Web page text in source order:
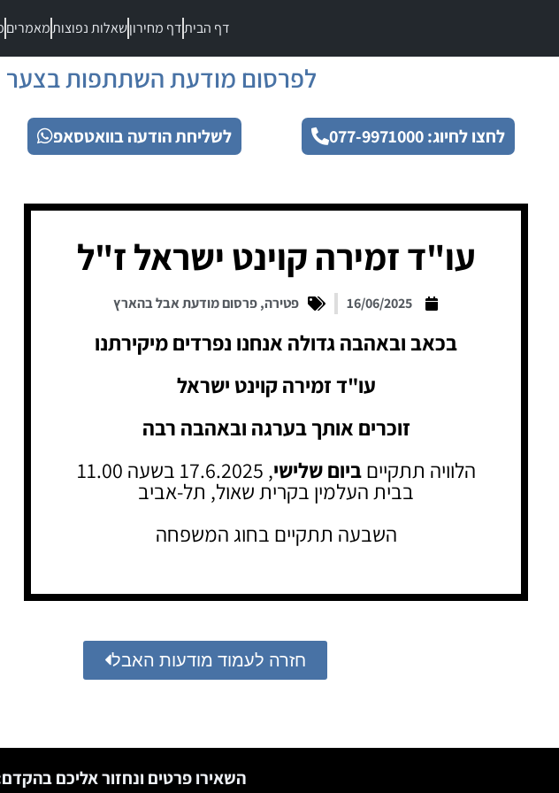
דף הביתדף מחירוןשאלות נפוצותמאמרים
לפרסום מודעת השתתפות בצער
לחצו לחיוג: 077-9971000 לשליחת הודעה בוואטסאפ
עו"ד זמירה קוינט ישראל ז"ל
16/06/2025 פטירה,פרסום מודעת אבל בהארץ
בכאב ובאהבה גדולה אנחנו נפרדים מיקירתנו
עו"ד זמירה קוינט ישראל
זוכרים אותך בערגה ובאהבה רבה
הלוויה תתקייםביום שלישי, 17.6.2025 בשעה 11.00
בבית העלמין בקרית שאול, תל-אביב
השבעה תתקיים בחוג המשפחה
חזרה לעמוד מודעות האבל
השאירו פרטים ונחזור אליכם